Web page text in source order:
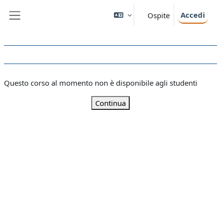
Ospite Accedi
Questo corso al momento non è disponibile agli studenti
Continua